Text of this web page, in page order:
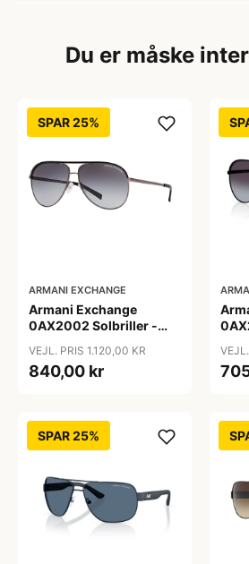
Du er måske
SPAR 25%
ARMANI EXCHANGE
Armani Exchange
0AX2002 Solbriller -
Polariserede Linser
VEJL. PRIS 1.120,00 KR
840,00 kr
SPAR 25%